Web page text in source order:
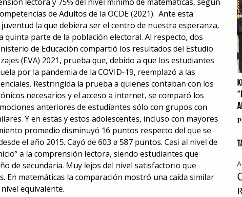
de Adultos de la OCDE (2021). Ante esta
la que debiera ser el centro de nuestra esperanza,
quinta parte de la población electoral. Al respecto, dos
de Educación compartió los resultados del Estudio
(EVA) 2021, prueba que, debido a que los estudiantes
por la pandemia de la COVID-19, reemplazó a las
Restringida la prueba a quienes contaban con los
necesarios y el acceso a internet, se comparó los
anteriores de estudiantes sólo con grupos con
Y en estas y estos adolescentes, incluso con mayores
promedio disminuyó 16 puntos respecto del que se
el año 2015. Cayó de 603 a 587 puntos. Casi al nivel de
a la comprensión lectora, siendo estudiantes que
de secundaria. Muy lejos del nivel satisfactorio que
En matemáticas la comparación mostró una caída similar
equivalente.